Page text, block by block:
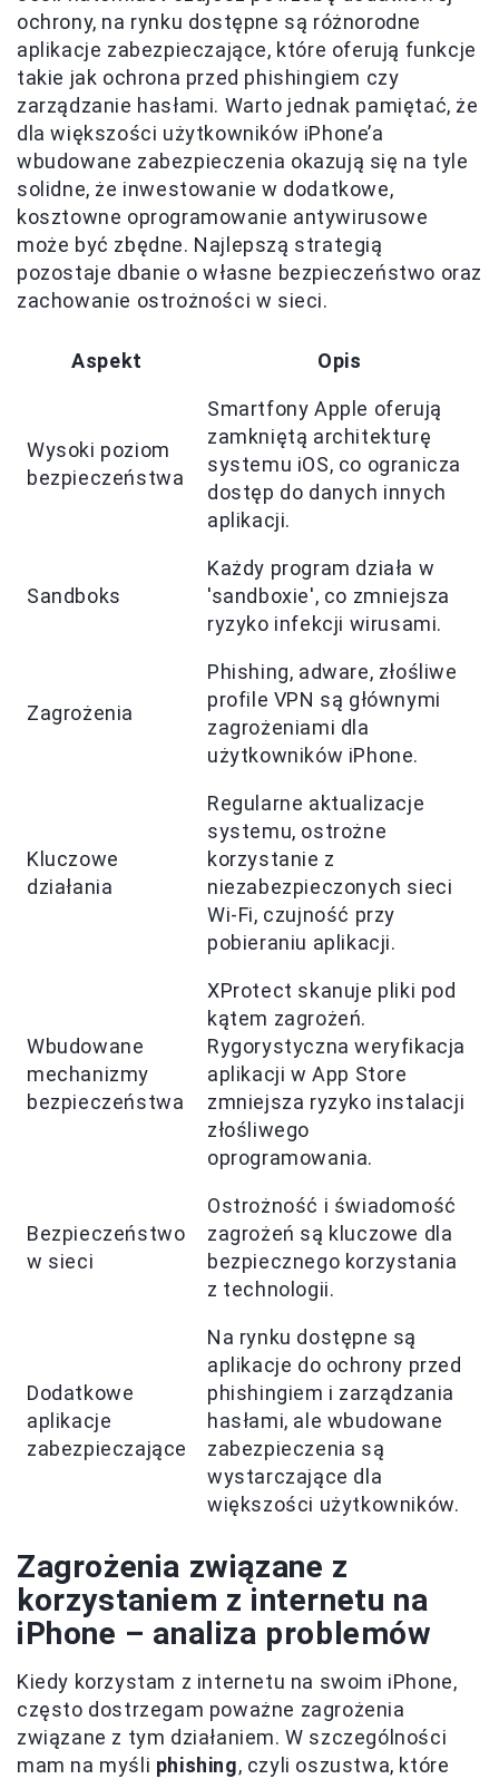
ochrony, na rynku dostępne są różnorodne
aplikacje zabezpieczające, które oferują funkcje
takie jak ochrona przed phishingiem czy
zarządzanie hasłami. Warto jednak pamiętać, że
dla większości użytkowników iPhone’a
wbudowane zabezpieczenia okazują się na tyle
solidne, że inwestowanie w dodatkowe,
kosztowne oprogramowanie antywirusowe
może być zbędne. Najlepszą strategią
pozostaje dbanie o własne bezpieczeństwo oraz
zachowanie ostrożności w sieci.
Aspekt Opis
Wysoki poziom
bezpieczeństwa
Smartfony Apple oferują
zamkniętą architekturę
systemu iOS, co ogranicza
dostęp do danych innych
aplikacji.
Sandboks
Każdy program działa w
'sandboxie', co zmniejsza
ryzyko infekcji wirusami.
Zagrożenia
Phishing, adware, złośliwe
profile VPN są głównymi
zagrożeniami dla
użytkowników iPhone.
Kluczowe
działania
Regularne aktualizacje
systemu, ostrożne
korzystanie z
niezabezpieczonych sieci
Wi-Fi, czujność przy
pobieraniu aplikacji.
Wbudowane
mechanizmy
bezpieczeństwa
XProtect skanuje pliki pod
kątem zagrożeń.
Rygorystyczna weryfikacja
aplikacji w App Store
zmniejsza ryzyko instalacji
złośliwego
oprogramowania.
Bezpieczeństwo
w sieci
Ostrożność i świadomość
zagrożeń są kluczowe dla
bezpiecznego korzystania
z technologii.
Dodatkowe
aplikacje
zabezpieczające
Na rynku dostępne są
aplikacje do ochrony przed
phishingiem i zarządzania
hasłami, ale wbudowane
zabezpieczenia są
wystarczające dla
większości użytkowników.
Zagrożenia związane z
korzystaniem z internetu na
iPhone – analiza problemów
Kiedy korzystam z internetu na swoim iPhone,
często dostrzegam poważne zagrożenia
związane z tym działaniem. W szczególności
mam na myśli phishing, czyli oszustwa, które